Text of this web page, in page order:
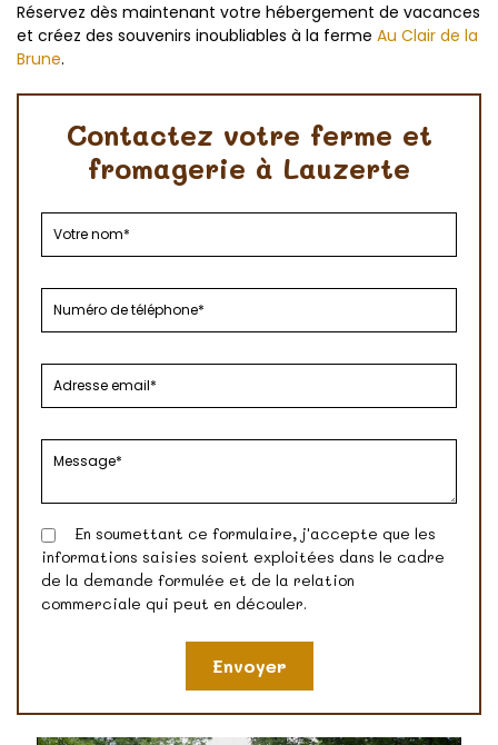
Réservez dès maintenant votre hébergement de vacances
et créez des souvenirs inoubliables à la ferme Au Clair de la
Brune.
Contactez votre ferme et
fromagerie à Lauzerte
En soumettant ce formulaire, j'accepte que les
informations saisies soient exploitées dans le cadre
de la demande formulée et de la relation
commerciale qui peut en découler.